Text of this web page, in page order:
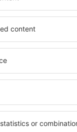
con
il
le
Una
elementi
hotel in
una
Silver
loro
un
fitness,
Little
viaggio